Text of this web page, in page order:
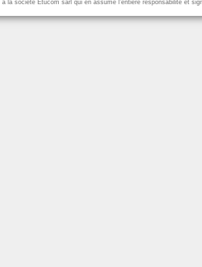
la société Etucom sàrl qui en assume l’entière responsabilité et